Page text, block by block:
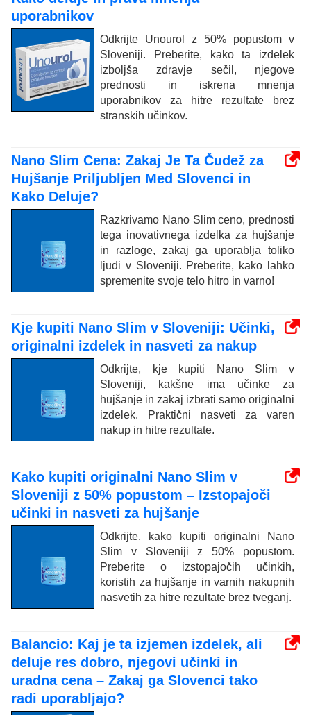
uporabnikov
Odkrijte Unourol z 50% popustom v
Sloveniji. Preberite, kako ta izdelek
izboljša zdravje sečil, njegove
prednosti in iskrena mnenja
uporabnikov za hitre rezultate brez
stranskih učinkov.
Nano Slim Cena: Zakaj Je Ta Čudež za
Hujšanje Priljubljen Med Slovenci in
Kako Deluje?
Razkrivamo Nano Slim ceno, prednosti
tega inovativnega izdelka za hujšanje
in razloge, zakaj ga uporablja toliko
ljudi v Sloveniji. Preberite, kako lahko
spremenite svoje telo hitro in varno!
Kje kupiti Nano Slim v Sloveniji: Učinki,
originalni izdelek in nasveti za nakup
Odkrijte, kje kupiti Nano Slim v
Sloveniji, kakšne ima učinke za
hujšanje in zakaj izbrati samo originalni
izdelek. Praktični nasveti za varen
nakup in hitre rezultate.
Kako kupiti originalni Nano Slim v
Sloveniji z 50% popustom – Izstopajoči
učinki in nasveti za hujšanje
Odkrijte, kako kupiti originalni Nano
Slim v Sloveniji z 50% popustom.
Preberite o izstopajočih učinkih,
koristih za hujšanje in varnih nakupnih
nasvetih za hitre rezultate brez tveganj.
Balancio: Kaj je ta izjemen izdelek, ali
deluje res dobro, njegovi učinki in
uradna cena – Zakaj ga Slovenci tako
radi uporabljajo?